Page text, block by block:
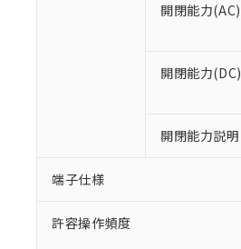
開閉能力(AC)
開閉能力(DC)
開閉能力説明
端子仕様
許容操作頻度